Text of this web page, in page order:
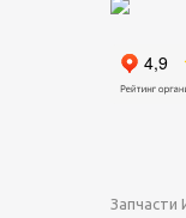
Запчасти